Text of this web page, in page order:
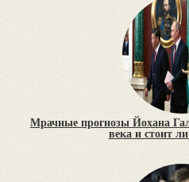
Мрачные прогнозы Йохана
века и стоит